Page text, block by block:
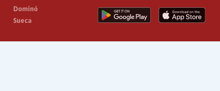
Dominó
Sueca